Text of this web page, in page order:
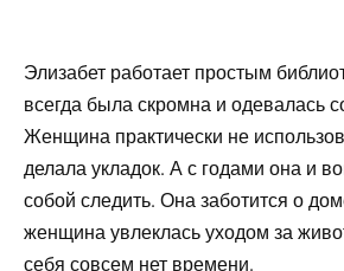
Элизабет работает простым
всегда была скромна и одевалась
Женщина практически не
делала укладок. А с годами она и
собой следить. Она заботится о
женщина увлеклась уходом за
себя совсем нет времени.